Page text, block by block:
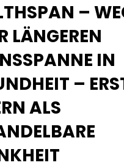
–
LÄNGEREN
IN
–
ALS